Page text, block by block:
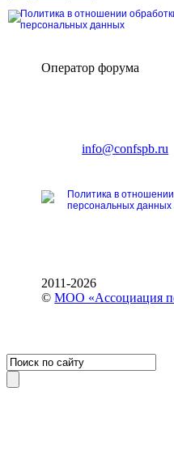
Политика в отношении
персональных данных
Оператор форума
E-mail:info@confspb.ru
Политика в
персональных данных
2011-2026
©МОО «Ассоциация